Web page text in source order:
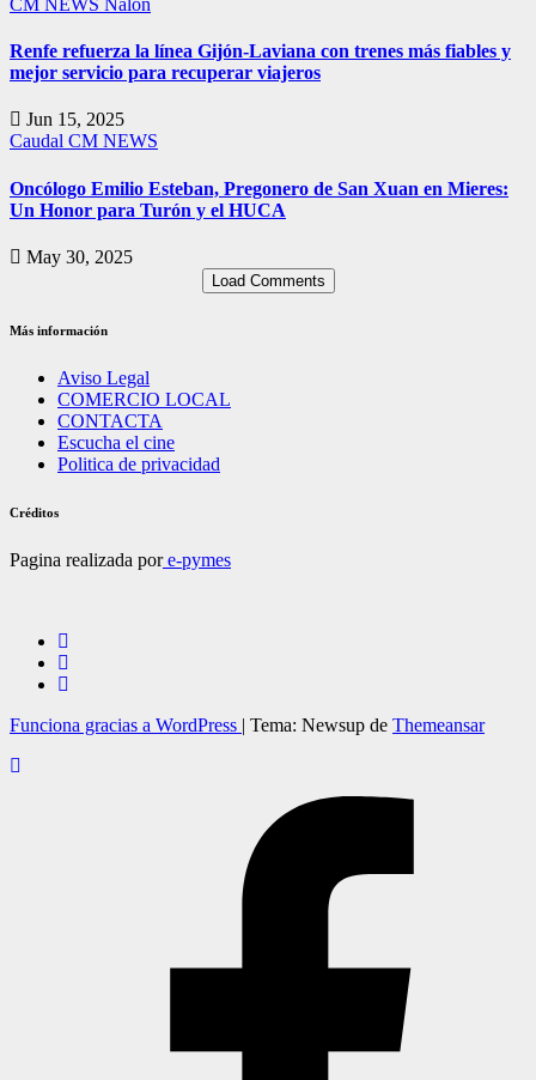
CM NEWS Nalón
Renfe refuerza la línea Gijón-Laviana con trenes más fiables y
mejor servicio para recuperar viajeros
Jun 15, 2025
Caudal CM NEWS
Oncólogo Emilio Esteban, Pregonero de San Xuan en Mieres:
Un Honor para Turón y el HUCA
May 30, 2025
Load Comments
Más información
Aviso Legal
COMERCIO LOCAL
CONTACTA
Escucha el cine
Politica de privacidad
Créditos
Pagina realizada pore-pymes
Funciona gracias a WordPress | Tema: Newsup de Themeansar